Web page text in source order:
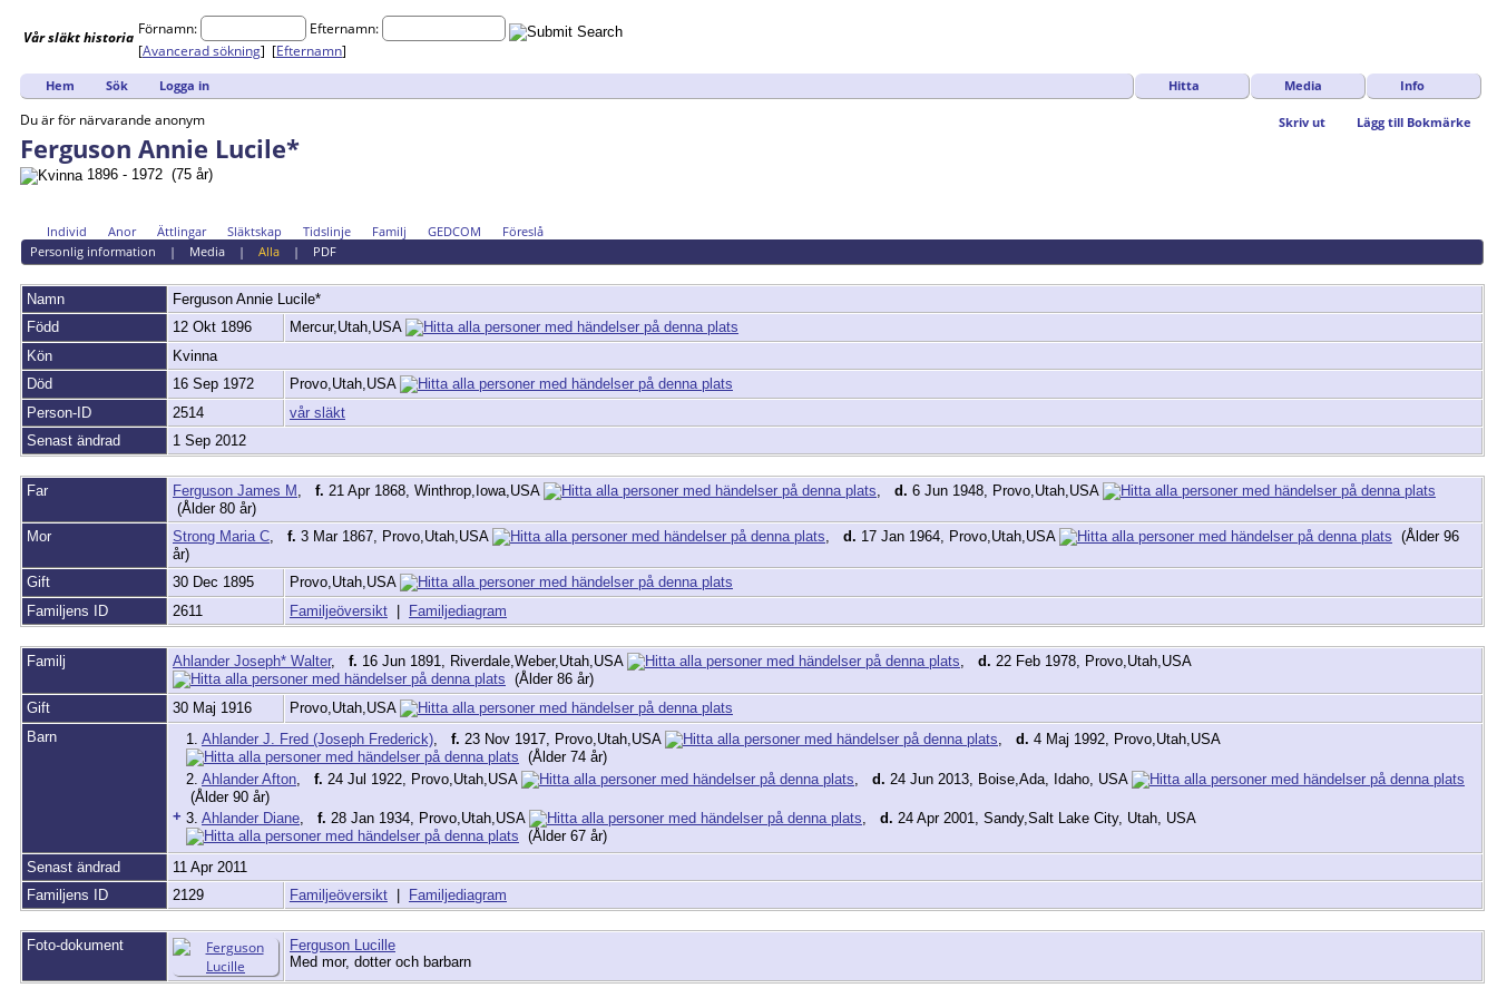
Vårsläkthistoria Förnamn:
Efternamn:
[Avancerad sökning] [Efternamn]
Hem Sök Logga in Hitta Media Info
Skriv ut Lägg till Bokmärke
Du är för närvarande anonym
Ferguson Annie Lucile*
1896 - 1972 (75 år)
Individ Anor Ättlingar Släktskap Tidslinje Familj GEDCOM
Föreslå
Personlig information | Media| Alla| PDF
Namn Ferguson Annie Lucile*
Född
12 Okt 1896
Mercur,Utah,USA
Kön
Kvinna
Död
16 Sep 1972
Provo,Utah,USA
Person-ID
2514
vår släkt
Senast ändrad
1 Sep 2012
Far Ferguson James M f. 21 Apr 1868, Winthrop,Iowa,USA d. 6 Jun 1948, Provo,Utah,USA
(Ålder 80 år)
Mor
Strong Maria C f. 3 Mar 1867, Provo,Utah,USA d. 17 Jan 1964, Provo,Utah,USA
(Ålder 96
år)
Gift
30 Dec 1895
Provo,Utah,USA
Familjens ID
2611 Familjeöversikt | Familjediagram
Familj Ahlander Joseph* Walter, f. 16 Jun 1891, Riverdale,Weber,Utah,USA d. 22 Feb 1978, Provo,Utah,USA
(Ålder 86 år)
Gift
30 Maj 1916
Provo,Utah,USA
Barn
1. Ahlander J. Fred (Joseph Frederick) f. 23 Nov 1917, Provo,Utah,USA d. 4 Maj 1992, Provo,Utah,USA
(Ålder 74 år)
2. Ahlander Afton f. 24 Jul 1922, Provo,Utah,USA d. 24 Jun 2013, Boise,Ada, Idaho, USA
(Ålder 90 år)
+ 3. Ahlander Diane f. 28 Jan 1934, Provo,Utah,USA d. 24 Apr 2001, Sandy,Salt Lake City, Utah, USA
(Ålder 67 år)
Senast ändrad
11 Apr 2011
Familjens ID
2129 Familjeöversikt | Familjediagram
Foto-dokument
Ferguson Lucille
Med mor, dotter och barbarn